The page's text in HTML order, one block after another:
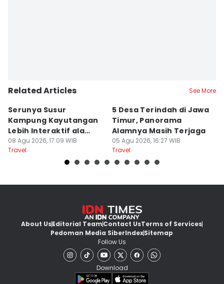
Related Articles See More
Serunya Susur
Kampung Kayutangan
Lebih Interaktif ala
Kelana Race
08 Agu 2026, 17:09 WIB
Travel
5 Desa Terindah di Jawa
Timur, Panorama
Alamnya Masih Terjaga
05 Agu 2026, 16:27 WIB
Travel
About UsEditorial TeamContact UsTerms of Services
Pedoman Media SiberIndexSitemap
Follow Us
Download